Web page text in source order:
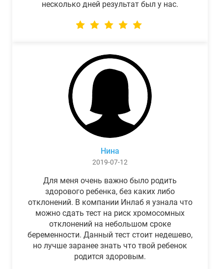
несколько дней результат был у нас.
Нина
2019-07-12
Для меня очень важно было родить
здорового ребенка, без каких либо
отклонений. В компании Инлаб я узнала что
можно сдать тест на риск хромосомных
отклонений на небольшом сроке
беременности. Данный тест стоит недешево,
но лучше заранее знать что твой ребенок
родится здоровым.